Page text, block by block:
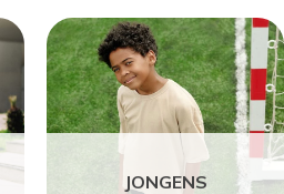
JONGENS